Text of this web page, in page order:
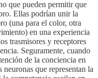
que pueden permitir que
Ellas podrían unir la
(una para el color, otra
en una experiencia
trasmisores y receptores
Seguramente, cuando
de la conciencia en
que representan la